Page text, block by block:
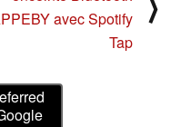
avec Spotify
Tap